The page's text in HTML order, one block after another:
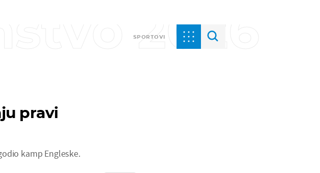
SPORTOVI
2026
pravi
kamp Engleske.